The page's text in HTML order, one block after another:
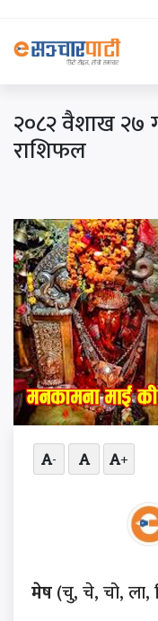
२०८२ वैशाख २७
राशिफल
- +
मेष(चु, चे, चो,